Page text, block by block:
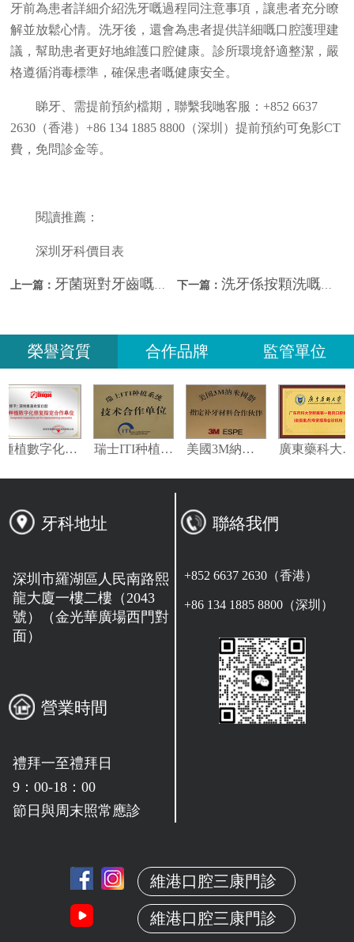
牙前為患者詳細介紹洗牙嘅過程同注意事項，讓患者充分瞭
解並放鬆心情。洗牙後，還會為患者提供詳細嘅口腔護理建
議，幫助患者更好地維護口腔健康。診所環境舒適整潔，嚴
格遵循消毒標準，確保患者嘅健康安全。
睇牙、需提前預約檔期，聯繫我哋客服：+852 6637
2630（香港）+86 134 1885 8800（深圳）提前預約可免影CT
費，免問診金等。
閱讀推薦：
深圳牙科價目表
上一篇： 牙菌斑對牙齒嘅傷害你知多少？北上睇牙洗牙邊間好？ 下一篇： 洗牙係按顆洗嘅嗎？深圳牙科洗牙邊間好？
榮譽資質 合作品牌 監管單位
牙科地址
深圳市羅湖區人民南路熙
龍大廈一樓二樓（2043
號）（金光華廣場西門對
面）
營業時間
禮拜一至禮拜日
9：00-18：00
節日與周末照常應診
維港口腔三康門診
維港口腔三康門診
聯絡我們
+852 6637 2630（香港）
+86 134 1885 8800（深圳）